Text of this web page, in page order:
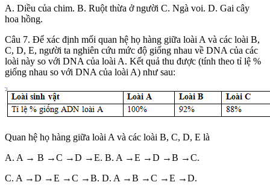
A. Diều của chim. B. Ruột thừa ở người C. Ngà voi. D. Gai cây
hoa hồng.
Câu 7. Để xác định mối quan hệ họ hàng giữa loài A và các loài B,
C, D, E, người ta nghiên cứu mức độ giống nhau về DNA của các
loài này so với DNA của loài A. Kết quả thu được (tính theo tỉ lệ %
giống nhau so với DNA của loài A) như sau:
Quan hệ họ hàng giữa loài A và các loài B, C, D, E là
A. A → B →C →D →E. B. A →E →D →B →C.
C. A →D →E →C →B. D. A →B →C →E →D.